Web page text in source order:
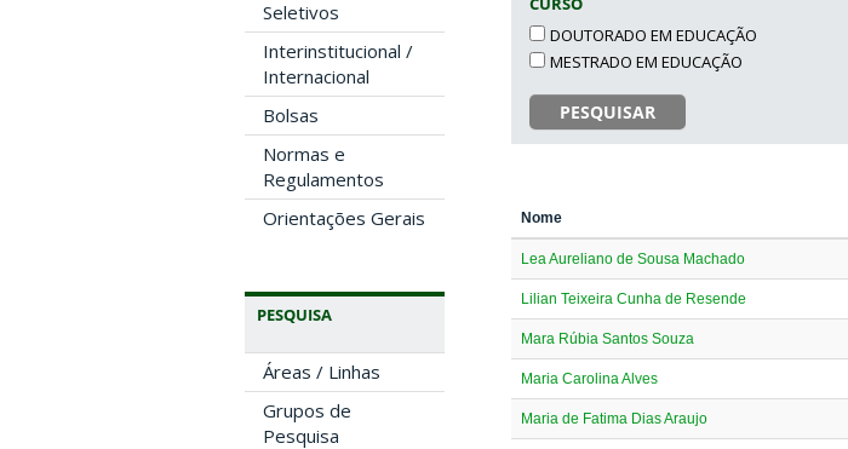
Seletivos
Interinstitucional /
Internacional
Bolsas
Normas e
Regulamentos
Orientações Gerais
PESQUISA
Áreas / Linhas
Grupos de
Pesquisa
DOUTORADO EM EDUCAÇÃO
MESTRADO EM EDUCAÇÃO
PESQUISAR
Nome
Lea Aureliano de Sousa Machado
Lilian Teixeira Cunha de Resende
Mara Rúbia Santos Souza
Maria Carolina Alves
Maria de Fatima Dias Araujo